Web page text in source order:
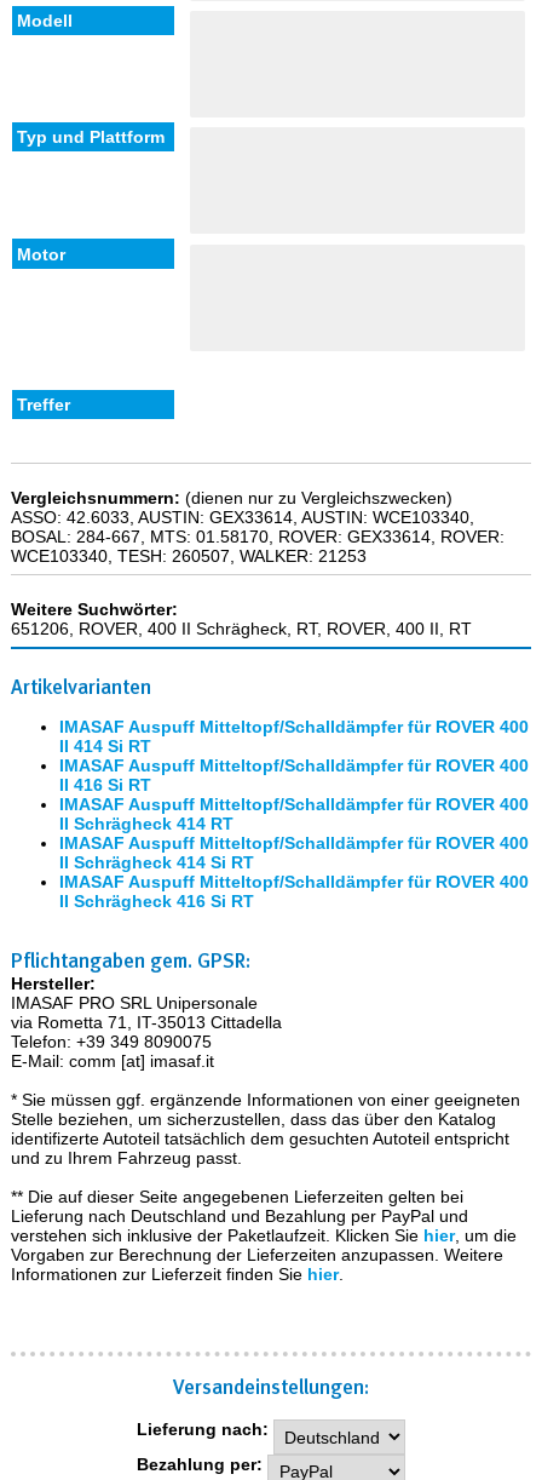
Vergleichsnummern: (dienen nur zu Vergleichszwecken)
ASSO: 42.6033, AUSTIN: GEX33614, AUSTIN: WCE103340,
BOSAL: 284-667, MTS: 01.58170, ROVER: GEX33614, ROVER:
WCE103340, TESH: 260507, WALKER: 21253
Weitere Suchwörter:
651206, ROVER, 400 II Schrägheck, RT, ROVER, 400 II, RT
Artikelvarianten
IMASAF Auspuff Mitteltopf/Schalldämpfer für ROVER 400
II 414 Si RT
IMASAF Auspuff Mitteltopf/Schalldämpfer für ROVER 400
II 416 Si RT
IMASAF Auspuff Mitteltopf/Schalldämpfer für ROVER 400
II Schrägheck 414 RT
IMASAF Auspuff Mitteltopf/Schalldämpfer für ROVER 400
II Schrägheck 414 Si RT
IMASAF Auspuff Mitteltopf/Schalldämpfer für ROVER 400
II Schrägheck 416 Si RT
Pflichtangaben gem. GPSR:
Hersteller:
IMASAF PRO SRL Unipersonale
via Rometta 71, IT-35013 Cittadella
Telefon: +39 349 8090075
E-Mail: comm [at] imasaf.it
* Sie müssen ggf. ergänzende Informationen von einer geeigneten
Stelle beziehen, um sicherzustellen, dass das über den Katalog
identifizerte Autoteil tatsächlich dem gesuchten Autoteil entspricht
und zu Ihrem Fahrzeug passt.
** Die auf dieser Seite angegebenen Lieferzeiten gelten bei
Lieferung nach Deutschland und Bezahlung per PayPal und
verstehen sich inklusive der Paketlaufzeit. Klicken Sie hier, um die
Vorgaben zur Berechnung der Lieferzeiten anzupassen. Weitere
Informationen zur Lieferzeit finden Sie hier.
Versand­einstellungen:
Lieferung nach:
Bezahlung per: